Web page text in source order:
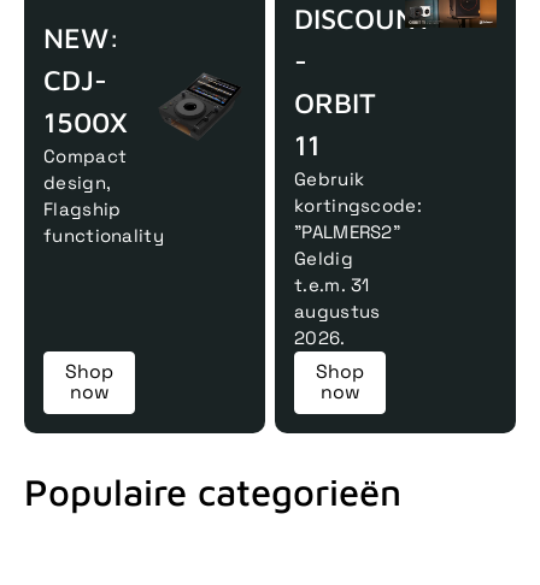
NEW:
CDJ-
1500X
Compact
design,
Flagship
functionality
Shop
now
DISCOUNT
-
ORBIT
11
Gebruik
kortingscode:
"PALMERS2"
Geldig
t.e.m. 31
augustus
2026.
Shop
now
Populaire categorieën